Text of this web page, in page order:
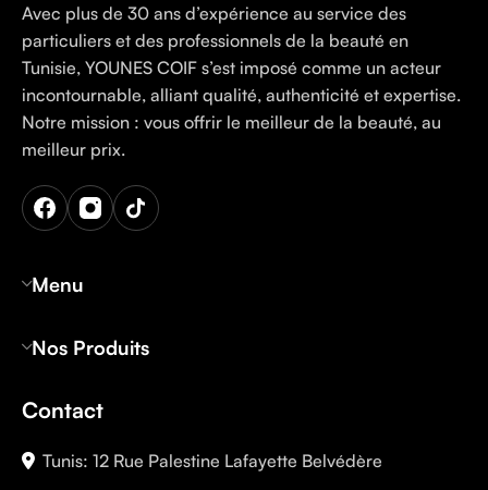
Avec plus de 30 ans d’expérience au service des
particuliers et des professionnels de la beauté en
Tunisie, YOUNES COIF s’est imposé comme un acteur
incontournable, alliant qualité, authenticité et expertise.
Notre mission : vous offrir le meilleur de la beauté, au
meilleur prix.
Menu
Nos Produits
Contact
Tunis: 12 Rue Palestine Lafayette Belvédère